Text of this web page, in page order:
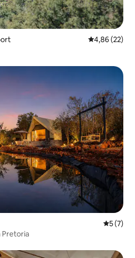
Évaluation
4,86 (22)
5 (7)
Pretoria